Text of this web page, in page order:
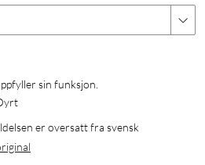
sin funksjon.
er oversatt fra svensk